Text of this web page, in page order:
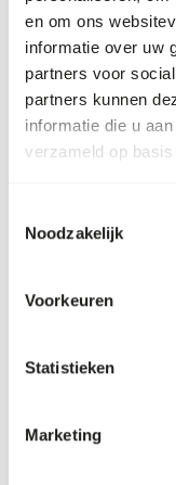
en om ons
informatie over uw
partners voor
partners kunnen
informatie die u
verzameld op
Noodzakelijk
Voorkeuren
Statistieken
Marketing
Aanvullend
Divide the
three feeding
Although
fruits might
the hindgut
more
and
it can be
vegetables
when hunger